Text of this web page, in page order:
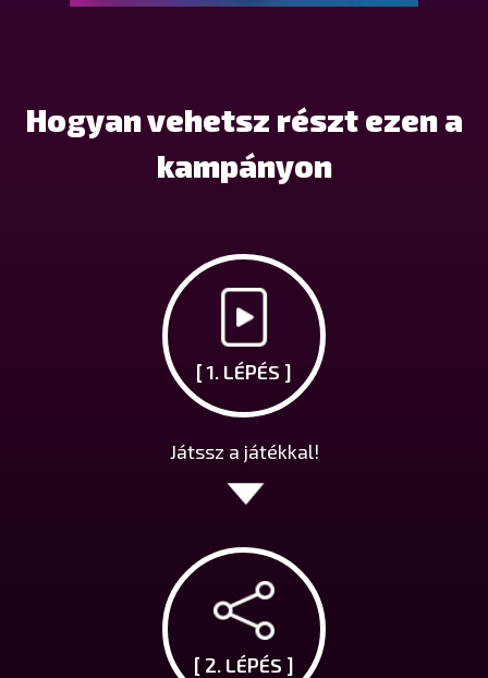
Hogyan vehetsz részt ezen a
kampányon
[ 1. LÉPÉS ]
Játssz a játékkal!
[ 2. LÉPÉS ]